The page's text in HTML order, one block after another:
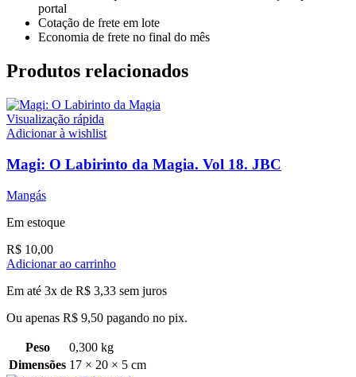
portal
Cotação de frete em lote
Economia de frete no final do mês
Produtos relacionados
Visualização rápida
Adicionar à wishlist
Magi: O Labirinto da Magia. Vol 18. JBC
Mangás
Em estoque
R$ 10,00
Adicionar ao carrinho
Em até 3x de R$ 3,33 sem juros
Ou apenas R$ 9,50 pagando no pix.
Peso
0,300 kg
Dimensões 17 × 20 × 5 cm